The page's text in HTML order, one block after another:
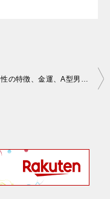
A型男性の特徴、金運、A型男性との相性、アプローチ方法、有名人